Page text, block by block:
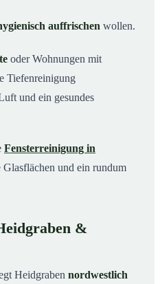
auffrischen wollen.
oder Wohnungen mit
Tiefenreinigung
und ein gesundes
Fensterreinigung in
und ein rundum
&
Heidgraben nordwestlich